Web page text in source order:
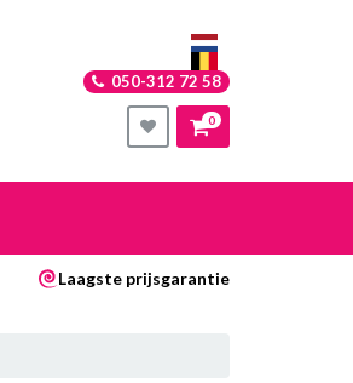
050-312 72 58
0
Laagste prijsgarantie